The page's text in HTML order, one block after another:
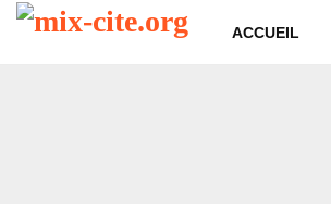
ACCUEIL